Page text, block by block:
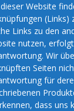
Website
(Links)
Links zu den
nutzen,
Wir
Seiten
für
dass uns